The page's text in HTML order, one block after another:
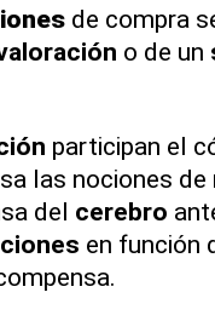
de compra
o de un
participan el
las nociones de
del cerebro
en función